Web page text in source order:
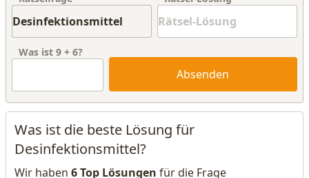
Was ist 9 + 6?
Absenden
Was ist die beste Lösung für
Desinfektionsmittel?
Wir haben 6 Top Lösungen für die Frage